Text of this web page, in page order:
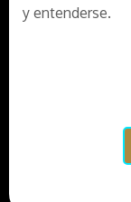
y entenderse.